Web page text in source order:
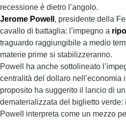
recessione è dietro l’angolo.
Jerome Powell , presidente della
cavallo di battaglia: l’impegno a
traguardo raggiungibile a medio
materie prime si stabilizzeranno.
Powell ha anche sottolineato
centralità del dollaro nell’economia
proposito ha suggerito il lancio di
dematerializzata del biglietto
Powell interpreta come un mezzo